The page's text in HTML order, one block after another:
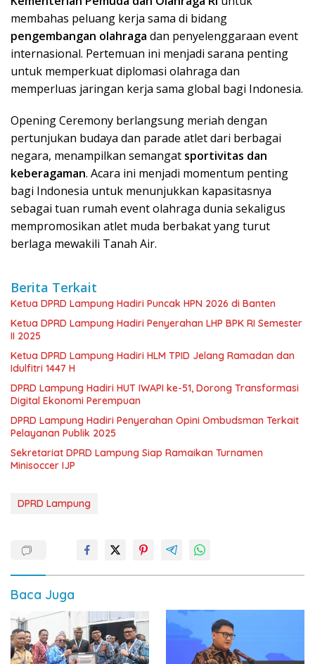
membahas peluang kerja sama di bidang
pengembangan olahraga dan penyelenggaraan event
internasional. Pertemuan ini menjadi sarana penting
untuk memperkuat diplomasi olahraga dan
memperluas jaringan kerja sama global bagi Indonesia.
Opening Ceremony berlangsung meriah dengan
pertunjukan budaya dan parade atlet dari berbagai
negara, menampilkan semangat sportivitas dan
keberagaman. Acara ini menjadi momentum penting
bagi Indonesia untuk menunjukkan kapasitasnya
sebagai tuan rumah event olahraga dunia sekaligus
mempromosikan atlet muda berbakat yang turut
berlaga mewakili Tanah Air.
Berita Terkait
Ketua DPRD Lampung Hadiri Puncak HPN 2026 di Banten
Ketua DPRD Lampung Hadiri Penyerahan LHP BPK RI Semester
II 2025
Ketua DPRD Lampung Hadiri HLM TPID Jelang Ramadan dan
Idulfitri 1447 H
DPRD Lampung Hadiri HUT IWAPI ke-51, Dorong Transformasi
Digital Ekonomi Perempuan
DPRD Lampung Hadiri Penyerahan Opini Ombudsman Terkait
Pelayanan Publik 2025
Sekretariat DPRD Lampung Siap Ramaikan Turnamen
Minisoccer IJP
DPRD Lampung
Baca Juga